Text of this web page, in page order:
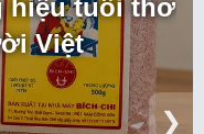
hiệu tuổi thơ
Việt
❯